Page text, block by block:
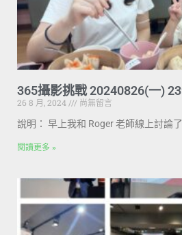
365攝影挑戰 20240826(一)
26 8 月, 2024
尚無留言
說明： 早上我和 Roger 老師線上討論
閱讀更多 »